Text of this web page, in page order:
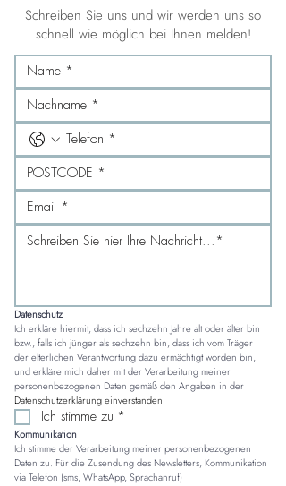
Schreiben Sie uns und wir werden uns so
schnell wie möglich bei Ihnen melden!
Datenschutz
Ich erkläre hiermit, dass ich sechzehn Jahre alt oder älter bin
bzw., falls ich jünger als sechzehn bin, dass ich vom Träger
der elterlichen Verantwortung dazu ermächtigt worden bin,
und erkläre mich daher mit der Verarbeitung meiner
Datenschutzerklärung einverstanden.
Ich stimme zu *
Kommunikation
Ich stimme der Verarbeitung meiner personenbezogenen
Daten zu. Für die Zusendung des Newsletters, Kommunikation
via Telefon (sms, WhatsApp, Sprachanruf)